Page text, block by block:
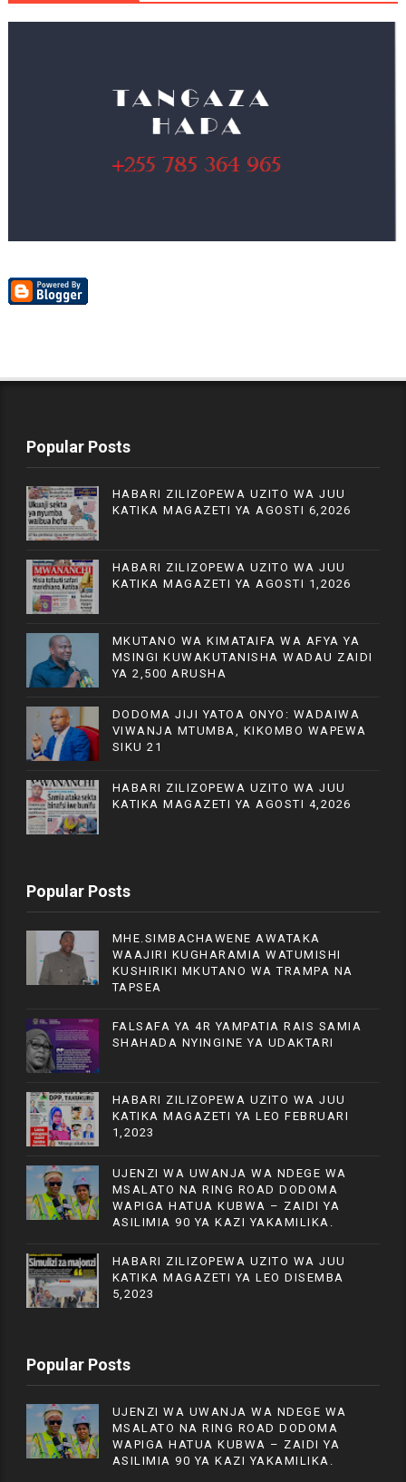
Popular Posts
HABARI ZILIZOPEWA UZITO WA JUU
KATIKA MAGAZETI YA AGOSTI 6,2026
HABARI ZILIZOPEWA UZITO WA JUU
KATIKA MAGAZETI YA AGOSTI 1,2026
MKUTANO WA KIMATAIFA WA AFYA YA
MSINGI KUWAKUTANISHA WADAU ZAIDI
YA 2,500 ARUSHA
DODOMA JIJI YATOA ONYO: WADAIWA
VIWANJA MTUMBA, KIKOMBO WAPEWA
SIKU 21
HABARI ZILIZOPEWA UZITO WA JUU
KATIKA MAGAZETI YA AGOSTI 4,2026
Popular Posts
MHE.SIMBACHAWENE AWATAKA
WAAJIRI KUGHARAMIA WATUMISHI
KUSHIRIKI MKUTANO WA TRAMPA NA
TAPSEA
FALSAFA YA 4R YAMPATIA RAIS SAMIA
SHAHADA NYINGINE YA UDAKTARI
HABARI ZILIZOPEWA UZITO WA JUU
KATIKA MAGAZETI YA LEO FEBRUARI
1,2023
UJENZI WA UWANJA WA NDEGE WA
MSALATO NA RING ROAD DODOMA
WAPIGA HATUA KUBWA – ZAIDI YA
ASILIMIA 90 YA KAZI YAKAMILIKA.
HABARI ZILIZOPEWA UZITO WA JUU
KATIKA MAGAZETI YA LEO DISEMBA
5,2023
Popular Posts
UJENZI WA UWANJA WA NDEGE WA
MSALATO NA RING ROAD DODOMA
WAPIGA HATUA KUBWA – ZAIDI YA
ASILIMIA 90 YA KAZI YAKAMILIKA.